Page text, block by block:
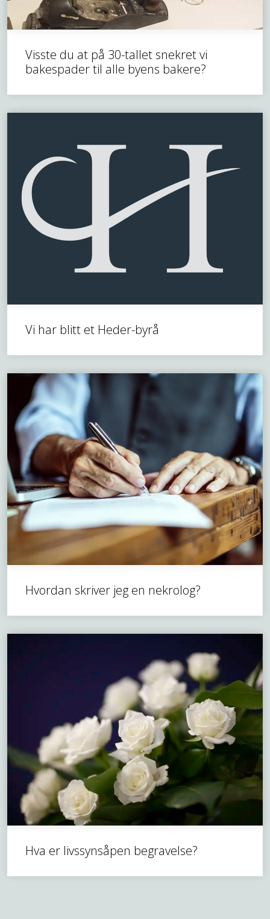
Visste du at på 30-tallet snekret vi
bakespader til alle byens bakere?
Vi har blitt et Heder-byrå
Hvordan skriver jeg en nekrolog?
Hva er livssynsåpen begravelse?